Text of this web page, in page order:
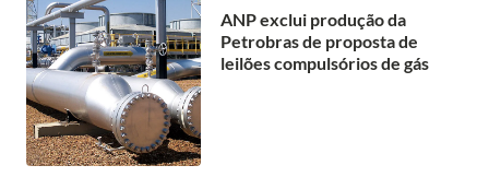
ANP exclui produção da
Petrobras de proposta de
leilões compulsórios de gás